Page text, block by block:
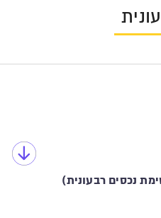
נכסים רבעונית)